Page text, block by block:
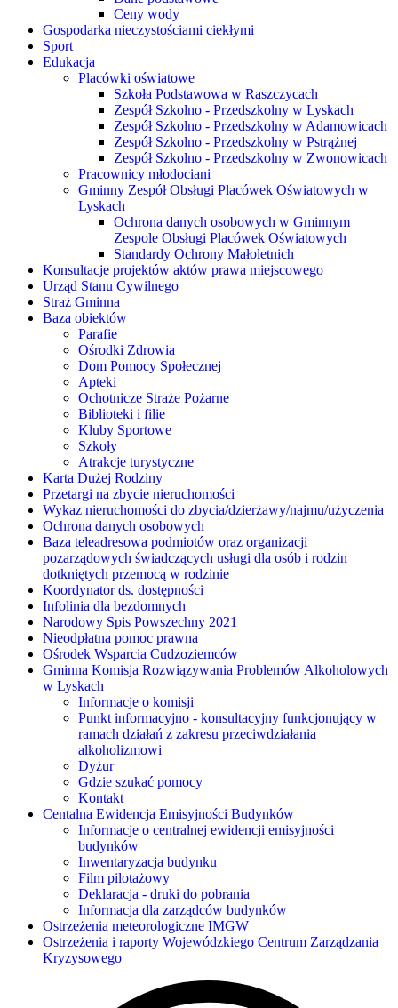
Ceny wody
Gospodarka nieczystościami ciekłymi
Sport
Edukacja
Placówki oświatowe
Szkoła Podstawowa w Raszczycach
Zespół Szkolno - Przedszkolny w Lyskach
Zespół Szkolno - Przedszkolny w Adamowicach
Zespół Szkolno - Przedszkolny w Pstrążnej
Zespół Szkolno - Przedszkolny w Zwonowicach
Pracownicy młodociani
Gminny Zespół Obsługi Placówek Oświatowych w
Lyskach
Ochrona danych osobowych w Gminnym
Zespole Obsługi Placówek Oświatowych
Standardy Ochrony Małoletnich
Konsultacje projektów aktów prawa miejscowego
Urząd Stanu Cywilnego
Straż Gminna
Baza obiektów
Parafie
Ośrodki Zdrowia
Dom Pomocy Społecznej
Apteki
Ochotnicze Straże Pożarne
Biblioteki i filie
Kluby Sportowe
Szkoły
Atrakcje turystyczne
Karta Dużej Rodziny
Przetargi na zbycie nieruchomości
Wykaz nieruchomości do zbycia/dzierżawy/najmu/użyczenia
Ochrona danych osobowych
Baza teleadresowa podmiotów oraz organizacji
pozarządowych świadczących usługi dla osób i rodzin
dotkniętych przemocą w rodzinie
Koordynator ds. dostępności
Infolinia dla bezdomnych
Narodowy Spis Powszechny 2021
Nieodpłatna pomoc prawna
Ośrodek Wsparcia Cudzoziemców
Gminna Komisja Rozwiązywania Problemów Alkoholowych
w Lyskach
Informacje o komisji
Punkt informacyjno - konsultacyjny funkcjonujący w
ramach działań z zakresu przeciwdziałania
alkoholizmowi
Dyżur
Gdzie szukać pomocy
Kontakt
Centalna Ewidencja Emisyjności Budynków
Informacje o centralnej ewidencji emisyjności
budynków
Inwentaryzacja budynku
Film pilotażowy
Deklaracja - druki do pobrania
Informacja dla zarządców budynków
Ostrzeżenia meteorologiczne IMGW
Ostrzeżenia i raporty Wojewódzkiego Centrum Zarządzania
Kryzysowego